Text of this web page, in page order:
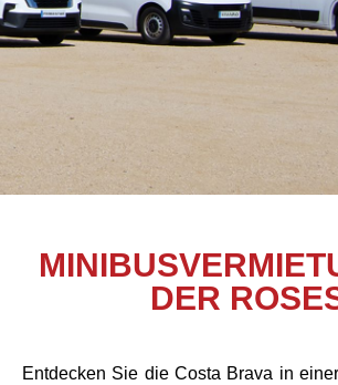
DER
Entdecken Sie die Costa Brava in